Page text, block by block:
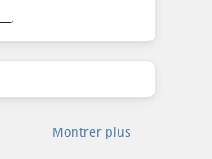
Montrer plus